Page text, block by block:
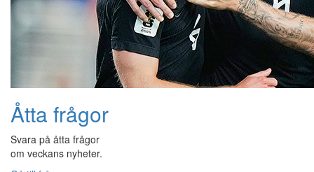
Åtta frågor
Svara på åtta frågor
om veckans nyheter.